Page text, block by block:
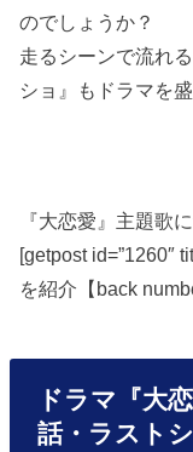
のでしょうか？
走るシーンで流れ
ショ』もドラマを
『大恋愛』主題歌
[getpost id=”1260″
を紹介【back
ドラマ『大
話・ラスト